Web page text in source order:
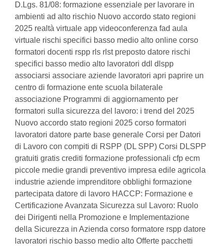
D.Lgs. 81/08: formazione essenziale per lavorare in
ambienti ad alto rischio Nuovo accordo stato regioni
2025 realtà virtuale app videoconferenza fad aula
virtuale rischi specifici basso medio alto online corso
formatori docenti rspp rls rlst preposto datore rischi
specifici basso medio alto lavoratori ddl dlspp
associarsi associare aziende lavoratori apri paprire un
centro di formazione ente scuola bilaterale
associazione Programmi di aggiornamento per
formatori sulla sicurezza del lavoro: i trend del 2025
Nuovo accordo stato regioni 2025 corso formatori
lavoratori datore parte base generale Corsi per Datori
di Lavoro con compiti di RSPP (DL SPP) Corsi DLSPP
gratuiti gratis crediti formazione professionali cfp ecm
piccole medie grandi preventivo impresa edile agricola
industrie aziende imprenditore obblighi formazione
partecipata datore di lavoro HACCP: Formazione e
Certificazione Avanzata Sicurezza sul Lavoro: Ruolo
dei Dirigenti nella Promozione e Implementazione
della Sicurezza in Azienda corso formatore rspp datore
lavoratori rischio basso medio alto Offerte pacchetti